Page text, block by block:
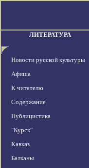
ЛИТЕРАТУРА
Новости русской культуры
Афиша
К читателю
Содержание
Публицистика
"Курск"
Кавказ
Балканы